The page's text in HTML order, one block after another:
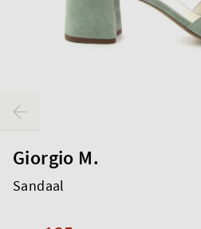
Giorgio M.
Sandaal